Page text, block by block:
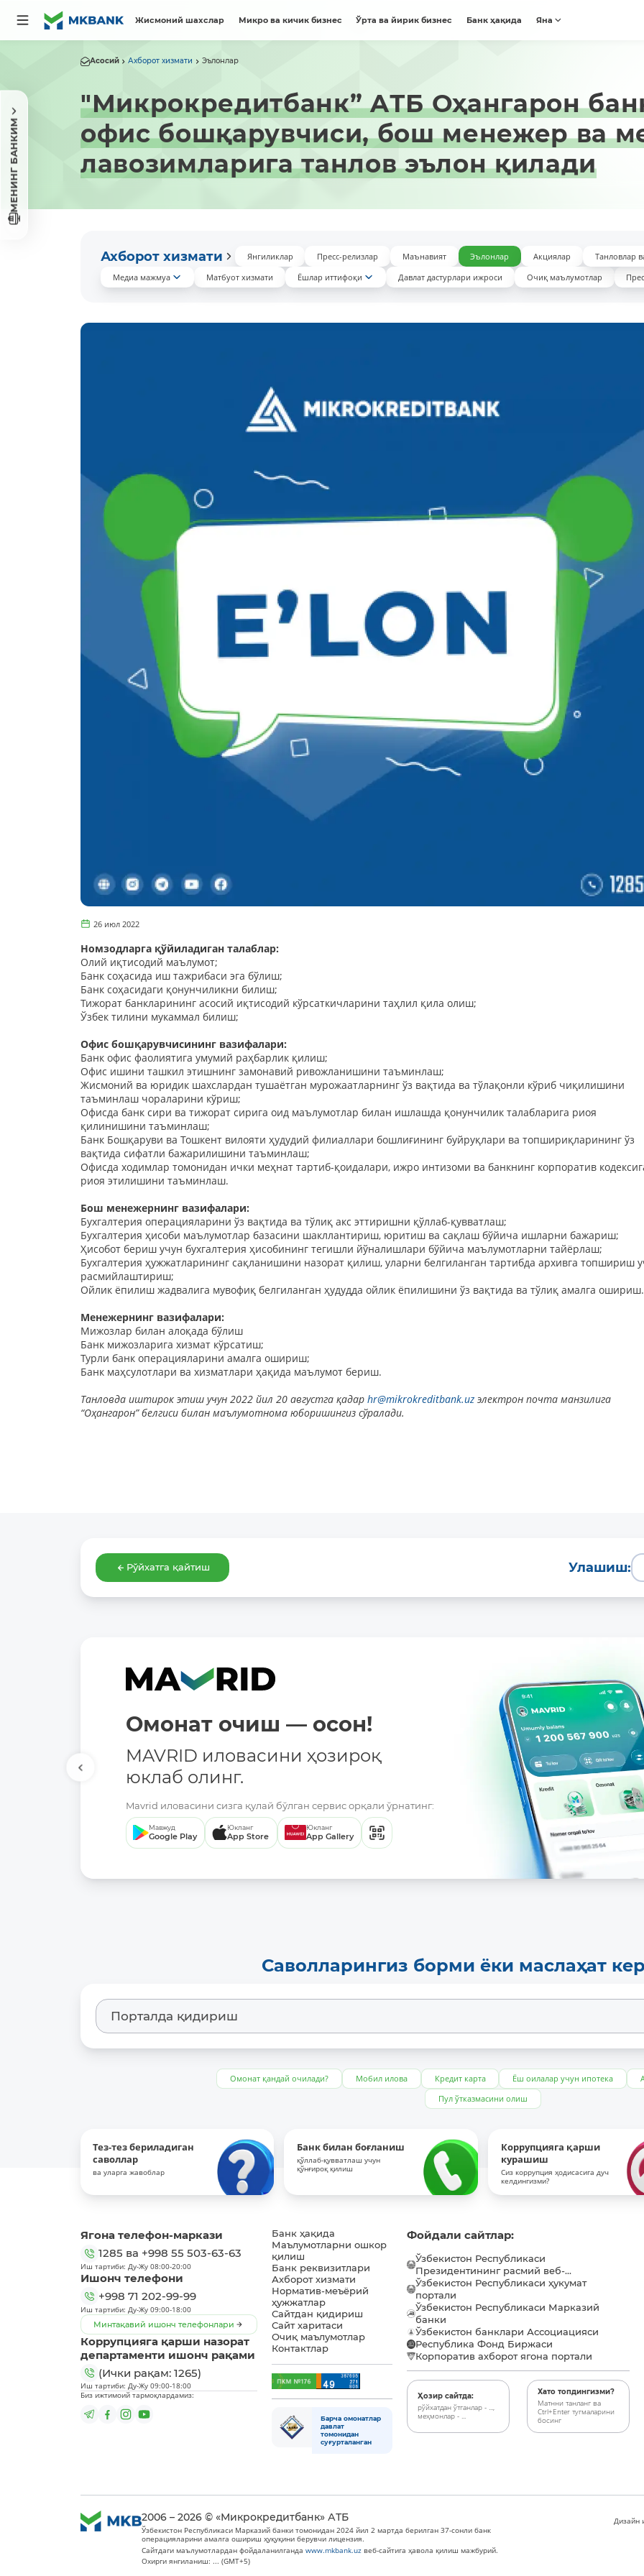
Жисмоний шахслар Микро ва кичик бизнес Ўрта ва йирик бизнес Банк ҳақида Яна
МЕНИНГ БАНКИМ
Асосий Ахборот хизмати Эълонлар
"Микрокредитбанк” AТБ Оҳангарон
офис бошқарувчиси, бош менежер ва
лавозимларига танлов эълон қилади
Ахборот хизмати Янгиликлар Пресс-релизлар Маънавият Эълонлар Акциялар Танловлар
Медиа мажмуа
Матбуот хизмати Ёшлар иттифоқи Давлат дастурлари ижроси Очиқ маълумотлар
26 июл 2022
Номзодларга қўйиладиган талаблар:
Олий иқтисодий маълумот;
Банк соҳасида иш тажрибаси эга бўлиш;
Банк соҳасидаги қонунчиликни билиш;
Тижорат банкларининг асосий иқтисодий кўрсаткичларини таҳлил қила олиш;
Ўзбек тилини мукаммал билиш;
Офис бошқарувчисининг вазифалари:
Банк офис фаолиятига умумий раҳбарлик қилиш;
Офис ишини ташкил этишнинг замонавий ривожланишини таъминлаш;
Жисмоний ва юридик шахслардан тушаётган мурожаатларнинг ўз вақтида ва тўлақонли кўриб чиқилишини
таъминлаш чораларини кўриш;
Офисда банк сири ва тижорат сирига оид маълумотлар билан ишлашда қонунчилик талабларига риоя
қилинишини таъминлаш;
Банк Бошқаруви ва Тошкент вилояти ҳудудий филиаллари бошлиғининг буйруқлари ва топшириқларининг ўз
вақтида сифатли бажарилишини таъминлаш;
Офисда ходимлар томонидан ички меҳнат тартиб-қоидалари, ижро интизоми ва банкнинг корпоратив
риоя этилишини таъминлаш.
Бош менежернинг вазифалари:
Бухгалтерия операцияларини ўз вақтида ва тўлиқ акс эттиришни қўллаб-қувватлаш;
Бухгалтерия ҳисоби маълумотлар базасини шакллантириш, юритиш ва сақлаш бўйича ишларни бажариш;
Ҳисобот бериш учун бухгалтерия ҳисобининг тегишли йўналишлари бўйича маълумотларни тайёрлаш;
Бухгалтерия ҳужжатларининг сақланишини назорат қилиш, уларни белгиланган тартибда архивга топшириш
расмийлаштириш;
Ойлик ёпилиш жадвалига мувофиқ белгиланган ҳудудда ойлик ёпилишини ўз вақтида ва тўлиқ амалга ошириш.
Менежернинг вазифалари:
Мижозлар билан алоқада бўлиш
Банк мижозларига хизмат кўрсатиш;
Турли банк операцияларини амалга ошириш;
Банк маҳсулотлари ва хизматлари ҳақида маълумот бериш.
Танловда иштирок этиш учун 2022 йил 20 августга қадар hr@mikrokreditbank.uzэлектрон почта манзилига
“Оҳангарон” белгиси билан маълумотнома юборишингиз сўралади.
Рўйхатга қайтиш Улашиш:
Омонат очиш — осон!
MAVRID иловасини ҳозироқ
юклаб олинг.
Mavrid иловасини сизга қулай бўлган сервис орқали ўрнатинг:
Мавжуд
Google Play
Юкланг
App Store
Юкланг
App Gallery
Саволларингиз борми ёки маслаҳат
Омонат қандай очилади? Мобил илова Кредит карта Ёш оилалар учун ипотека
Пул ўтказмасини олиш
Тез-тез бериладиган
саволлар
ва уларга жавоблар
Банк билан боғланиш
қўллаб-қувватлаш учун
қўнғироқ қилиш
Коррупцияга қарши
курашиш
Сиз коррупция ҳодисасига дуч
келдингизми?
Ягона телефон-маркази
1285 ва +998 55 503-63-63
Иш тартиби: Ду-Жу 08:00-20:00
Ишонч телефони
+998 71 202-99-99
Иш тартиби: Ду-Жу 09:00-18:00
Минтақавий ишонч телефонлари
Коррупцияга қарши назорат
департаменти ишонч рақами
(Ички рақам: 1265)
Иш тартиби: Ду-Жу 09:00-18:00
Биз ижтимоий тармоқлардамиз:
Банк ҳақида
Маълумотларни ошкор
қилиш
Банк реквизитлари
Ахборот хизмати
Норматив-меъёрий
ҳужжатлар
Сайтдан қидириш
Сайт харитаси
Очиқ маълумотлар
Контактлар
Барча омонатлар
давлат
томонидан
суғурталанган
Фойдали сайтлар:
Ўзбекистон Республикаси
Президентининг расмий веб-...
Ўзбекистон Республикаси ҳукумат
портали
Ўзбекистон Республикаси Марказий
банки
Ўзбекистон банклари Ассоциацияси
Республика Фонд Биржаси
Корпоратив ахборот ягона портали
Ҳозир сайтда:
рўйхатдан ўтганлар - ...,
меҳмонлар - ...
Хато топдингизми?
Матнни танланг ва
Ctrl+Enter тугмаларини
босинг
2006 – 2026 © «Микрокредитбанк» АТБ
Ўзбекистон Республикаси Марказий банки томонидан 2024 йил 2 мартда берилган 37-сонли банк
операцияларини амалга ошириш ҳуқуқини берувчи лицензия.
Сайтдаги маълумотлардан фойдаланилгандаwww.mkbank.uz веб-сайтига ҳавола қилиш мажбурий.
Охирги янгиланиш: ... (GMT+5)
Дизайн